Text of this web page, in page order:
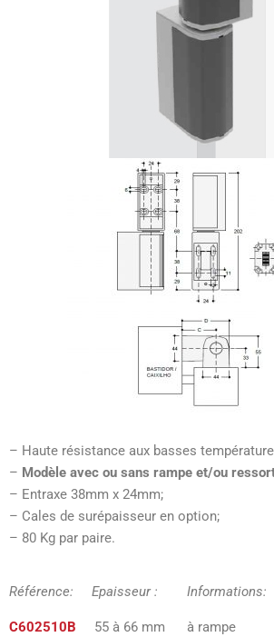
– Haute résistance aux basses
– Modèle avec ou sans rampe et/ou
– Entraxe 38mm x 24mm;
– Cales de surépaisseur en option;
– 80 Kg par paire.
Référence: Epaisseur :
C602510B 55 à 66 mm à rampe